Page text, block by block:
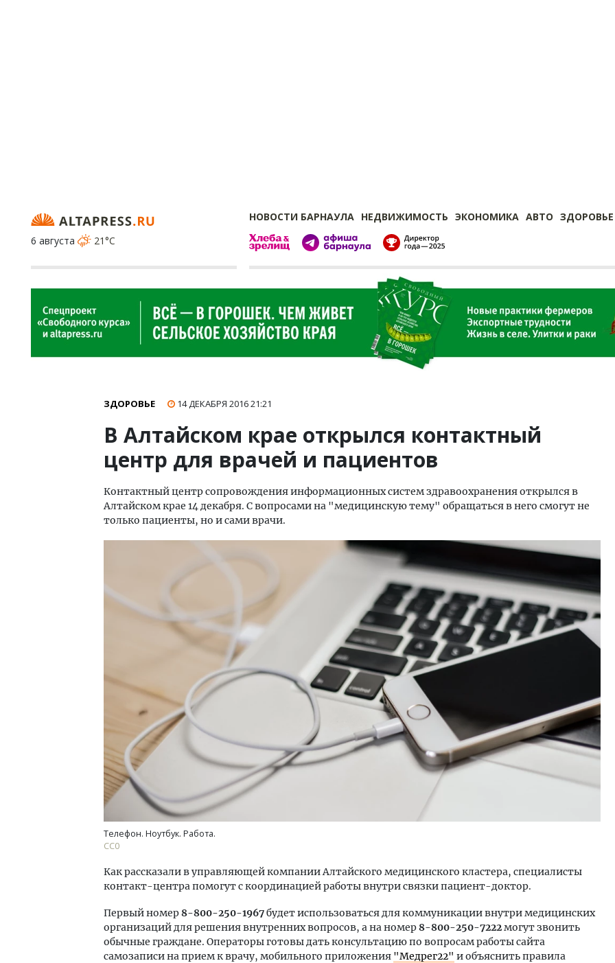
НОВОСТИ БАРНАУЛА НЕДВИЖИМОСТЬ ЭКОНОМИКА АВТО ЗДОРОВЬЕ
6 августа
21°C
ЗДОРОВЬЕ 14 ДЕКАБРЯ 201621:21
В Алтайском крае открылся контактный
центр для врачей и пациентов
Контактный центр сопровождения информационных систем здравоохранения открылся в
Алтайском крае 14 декабря. С вопросами на "медицинскую тему" обращаться в него смогут не
только пациенты, но и сами врачи.
Телефон. Ноутбук. Работа.
СС0
Как рассказали в управляющей компании Алтайского медицинского кластера, специалисты
контакт-центра помогут с координацией работы внутри связки пациент-доктор.
Первый номер8-800-250-1967будет использоваться для коммуникации внутри медицинских
организаций для решения внутренних вопросов, а на номер8-800-250-7222могут звонить
обычные граждане. Операторы готовы дать консультацию по вопросам работы сайта
самозаписи на прием к врачу, мобильного приложения "Медрег22" и объяснить правила
Двухуровневые номера и вид на горы.
Каким будет новый бутик-отель
«Белкур» в Белокурихе
Смелость архитектурных
Генеральный директор
ЗИАС — об эстетике
трендах в фасадах и